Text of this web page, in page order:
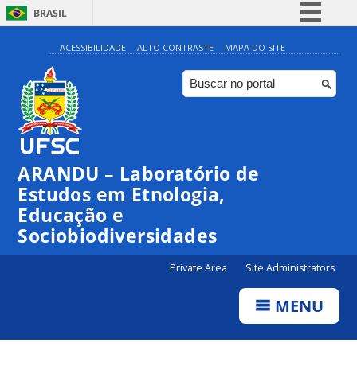
BRASIL
Simplifique!
Comunica BR
Participe
Canais
ACESSIBILIDADE ALTO CONTRASTE MAPA DO SITE
ARANDU – Laboratório de
Estudos em Etnologia,
Educação e
Sociobiodiversidades
Private Area Site Administrators
MENU